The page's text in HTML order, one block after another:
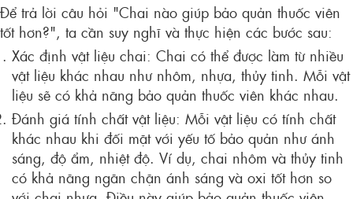
Để trả lời câu hỏi "Chai nào giúp bảo quản thuốc viên
tốt hơn?", ta cần suy nghĩ và thực hiện các bước sau:
Xác định vật liệu chai: Chai có thể được làm từ nhiều
vật liệu khác nhau như nhôm, nhựa, thủy tinh. Mỗi vật
liệu sẽ có khả năng bảo quản thuốc viên khác nhau.
Đánh giá tính chất vật liệu: Mỗi vật liệu có tính chất
khác nhau khi đối mặt với yếu tố bảo quản như ánh
sáng, độ ẩm, nhiệt độ. Ví dụ, chai nhôm và thủy tinh
có khả năng ngăn chặn ánh sáng và oxi tốt hơn so